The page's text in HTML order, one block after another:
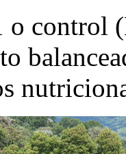
o control